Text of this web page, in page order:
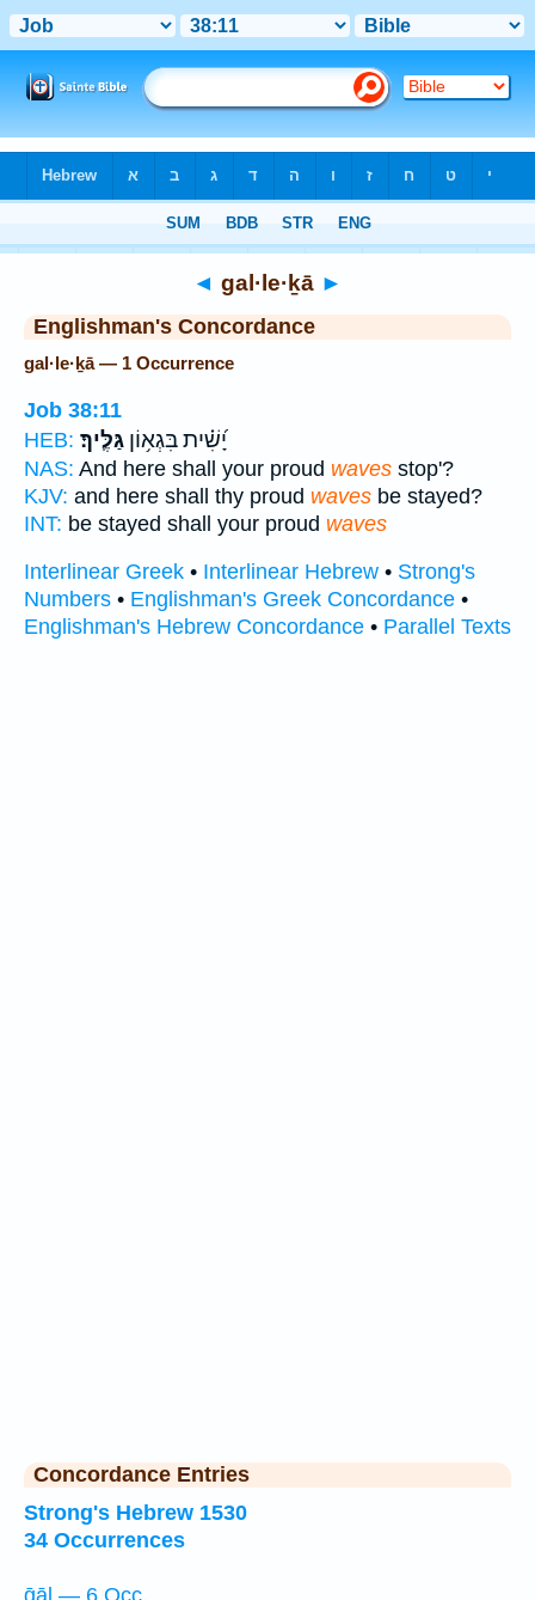
◄ gal·le·ḵā ►
Englishman's Concordance
gal·le·ḵā — 1 Occurrence
Job 38:11
HEB:
יָ֝שִׁ֗ית בִּגְא֥וֹן גַּלֶּֽיךָ׃
NAS: And here shall your proud waves stop'?
KJV: and here shall thy proud waves be stayed?
INT: be stayed shall your proud waves
Interlinear Greek • Interlinear Hebrew • Strong's
Numbers • Englishman's Greek Concordance •
Englishman's Hebrew Concordance • Parallel Texts
Concordance Entries
Strong's Hebrew 1530
34 Occurrences
ḡāl — 6 Occ.